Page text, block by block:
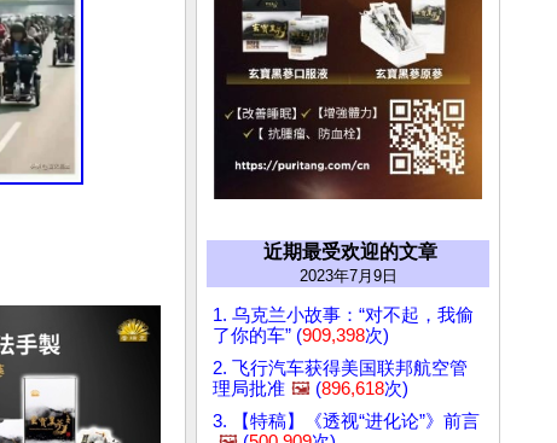
近期最受欢迎的文章
2023年7月9日
1. 乌克兰小故事：“对不起，我偷
了你的车” (909,398次)
2. 飞行汽车获得美国联邦航空管
理局批准 🖼️ (896,618次)
3. 【特稿】《透视“进化论”》前言